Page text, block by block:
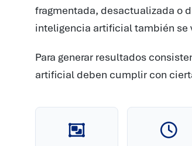
fragmentada, desactualizada o
inteligencia artificial también se
Para generar resultados
artificial deben cumplir con